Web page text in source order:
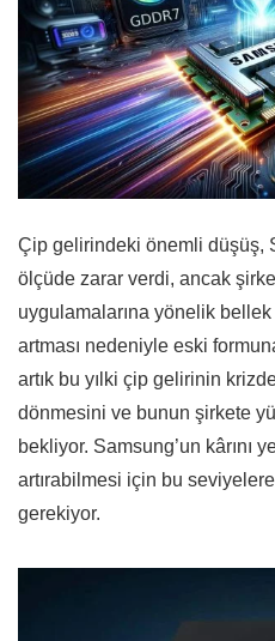
Çip gelirindeki önemli düşüş,
ölçüde zarar verdi, ancak
uygulamalarına yönelik
artması nedeniyle eski
artık bu yılki çip gelirinin
dönmesini ve bunun şirkete
bekliyor. Samsung’un kârını
artırabilmesi için bu
gerekiyor.